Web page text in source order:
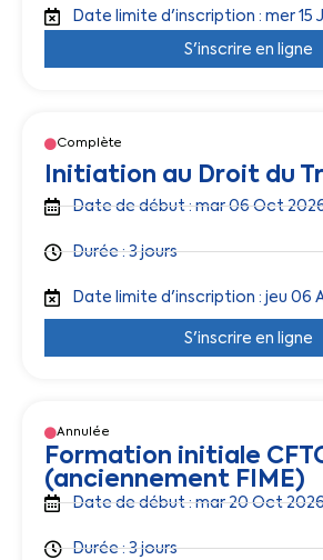
Date limite d'inscription : mer 15
S'inscrire en ligne
Initiation au Droit du
Date de début : mar 06 Oct
Durée : 3 jours
Date limite d'inscription : jeu 06
S'inscrire en ligne
Complète
Formation initiale
(anciennement FIME)
Date de début : mar 20 Oct
Durée : 3 jours
Annulée